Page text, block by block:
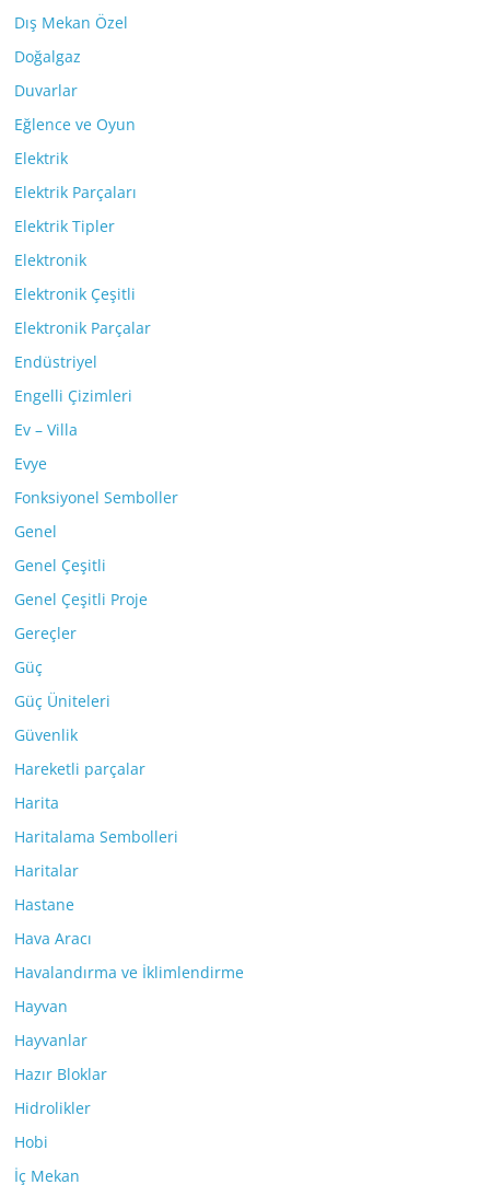
Dış Mekan Özel
Doğalgaz
Duvarlar
Eğlence ve Oyun
Elektrik
Elektrik Parçaları
Elektrik Tipler
Elektronik
Elektronik Çeşitli
Elektronik Parçalar
Endüstriyel
Engelli Çizimleri
Ev – Villa
Evye
Fonksiyonel Semboller
Genel
Genel Çeşitli
Genel Çeşitli Proje
Gereçler
Güç
Güç Üniteleri
Güvenlik
Hareketli parçalar
Harita
Haritalama Sembolleri
Haritalar
Hastane
Hava Aracı
Havalandırma ve İklimlendirme
Hayvan
Hayvanlar
Hazır Bloklar
Hidrolikler
Hobi
İç Mekan